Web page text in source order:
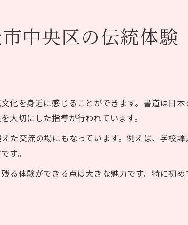
道教室選びのコツを解説
室の選び方と体験談を紹介
約で確認したい重要な点
す地域コミュニティのつながり
見る書道教室の魅力を解説
中央区の伝統体験
化を身近に感じることができます。書道は日
大切にした指導が行われています。
た交流の場にもなっています。例えば、学校
す。
る体験ができる点は大きな魅力です。特に初